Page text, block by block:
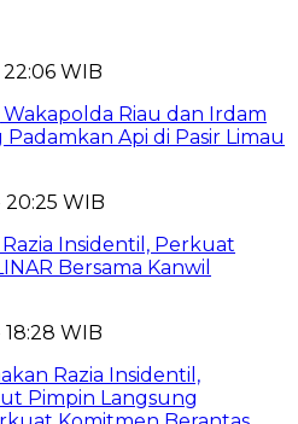
WIB
Riau dan Irdam
Api di Pasir Limau
WIB
Insidentil, Perkuat
Bersama Kanwil
WIB
Razia Insidentil,
Pimpin Langsung